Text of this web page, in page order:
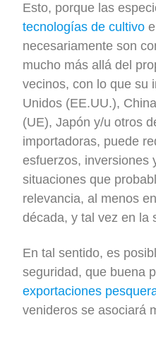
Esto, porque las
tecnologías de cultivo
necesariamente son
mucho más allá del
vecinos, con lo que su
Unidos (EE.UU.),
(UE), Japón y/u otros
importadoras, puede
esfuerzos, inversiones
situaciones que
relevancia, al menos
década, y tal vez en la
En tal sentido, es
seguridad, que buena
exportaciones
venideros se asociará